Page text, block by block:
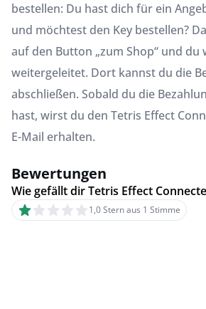
bestellen: Du hast dich für ein
und möchtest den Key bestellen?
auf den Button „zum Shop“ und du
weitergeleitet. Dort kannst du die
abschließen. Sobald du die
hast, wirst du den Tetris Effect
E-Mail erhalten.
Bewertungen
Wie gefällt dir Tetris Effect
1,0 Stern aus 1 Stimme